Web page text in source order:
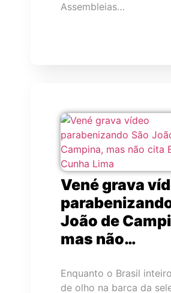
Assembleias…
Vené grava
João de
mas não…
Enquanto o Brasil
de olho na barca da